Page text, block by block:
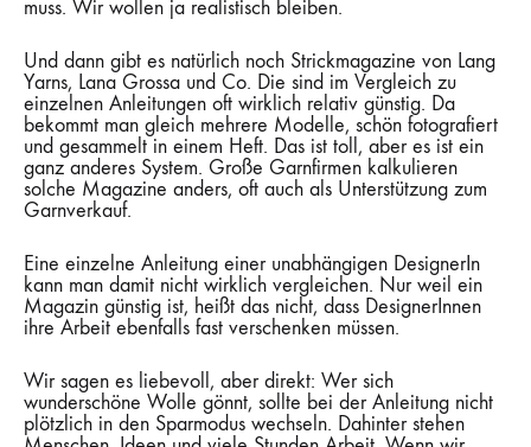
muss. Wir wollen ja realistisch bleiben.
Und dann gibt es natürlich noch Strickmagazine von Lang
Yarns, Lana Grossa und Co. Die sind im Vergleich zu
einzelnen Anleitungen oft wirklich relativ günstig. Da
bekommt man gleich mehrere Modelle, schön fotografiert
und gesammelt in einem Heft. Das ist toll, aber es ist ein
ganz anderes System. Große Garnfirmen kalkulieren
solche Magazine anders, oft auch als Unterstützung zum
Garnverkauf.
Eine einzelne Anleitung einer unabhängigen DesignerIn
kann man damit nicht wirklich vergleichen. Nur weil ein
Magazin günstig ist, heißt das nicht, dass DesignerInnen
ihre Arbeit ebenfalls fast verschenken müssen.
Wir sagen es liebevoll, aber direkt: Wer sich
wunderschöne Wolle gönnt, sollte bei der Anleitung nicht
plötzlich in den Sparmodus wechseln. Dahinter stehen